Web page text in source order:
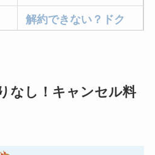
解約できない？ドク
解約方法まとめ！契
なし！キャンセル料